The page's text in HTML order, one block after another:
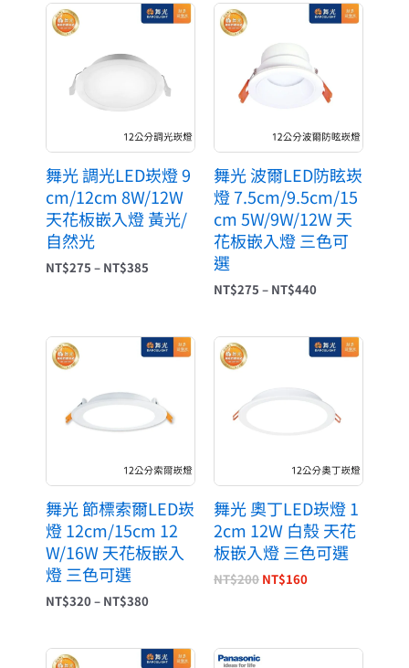
舞光 調光LED崁燈 9
cm/12cm 8W/12W
天花板嵌入燈 黃光/
自然光
NT$275 – NT$385
價
格
NT$275
NT$385
舞光 波爾LED防眩崁
燈 7.5cm/9.5cm/15
cm 5W/9W/12W 天
花板嵌入燈 三色可
選
NT$275 – NT$440
價
格
NT$275
到
NT$440
舞光 節標索爾LED崁
燈 12cm/15cm 12
W/16W 天花板嵌入
燈 三色可選
NT$320– NT$380
價
格
NT$320
到
舞光 奧丁LED崁燈 1
2cm 12W 白殼 天花
板嵌入燈 三色可選
NT$200
NT$200。
NT$160
目
前
格：
NT$160。
價